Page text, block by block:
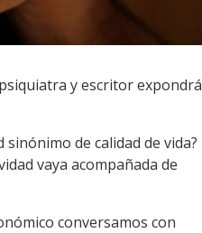
y escritor expondrá
de calidad de vida?
vaya acompañada de
conversamos con